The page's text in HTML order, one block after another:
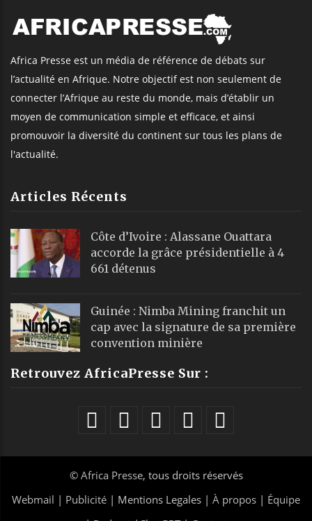
Africa Presse est un média de référence de débats sur
l’actualité en Afrique. Notre objectif est non seulement de
connecter l’Afrique au reste du monde, mais d’établir un
moyen de communication simple et efficace, et ainsi
promouvoir la diversité du continent sur tous les plans de
l'actualité.
Articles Récents
Côte d’Ivoire : Alassane Ouattara
accorde la grâce présidentielle à 4
661 détenus
Guinée : Nimba Mining franchit un
cap avec la signature de sa première
convention minière
Retrouvez AfricaPresse Sur :
© Africa Presse, tous droits réservés
Webmail | Publicité | Mentions Legales | À propos | Équipe